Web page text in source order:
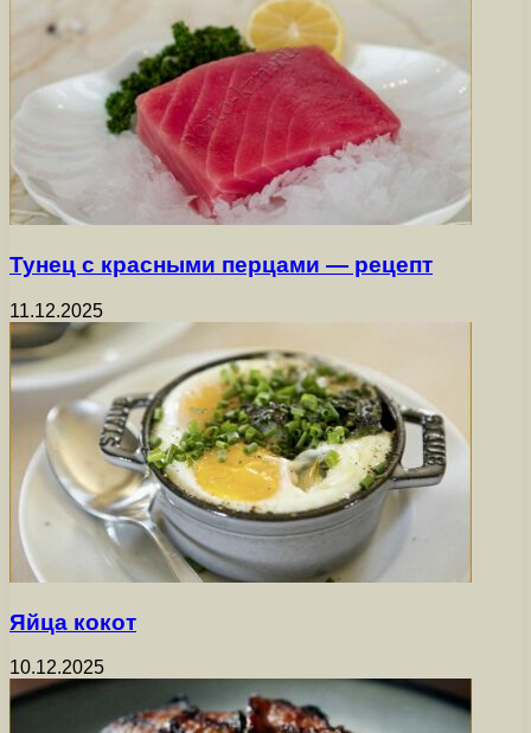
Тунец с красными перцами — рецепт
11.12.2025
Яйца кокот
10.12.2025